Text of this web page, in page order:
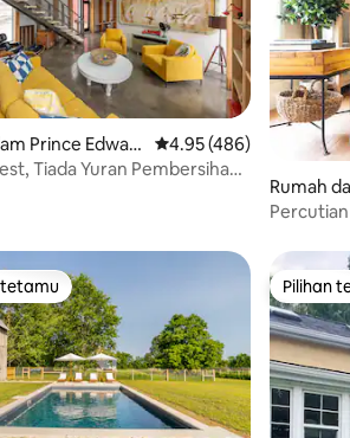
Prince Edwar
Penarafan purata 4.95
4.95 (486)
Tiada Yuran Pembersihan,
Rumah
Panas
tetamu
tetamu Pilihan
Pilihan